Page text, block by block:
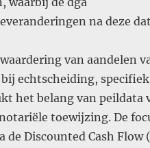
na deze
van aandelen
echtscheiding,
het belang van peildata
toewijzing. De
Discounted Cash Flow